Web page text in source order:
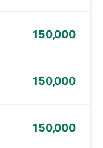
150,000
150,000
150,000